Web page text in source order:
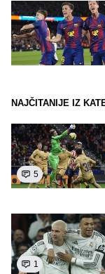
NAJČITANIJE IZ
5
1